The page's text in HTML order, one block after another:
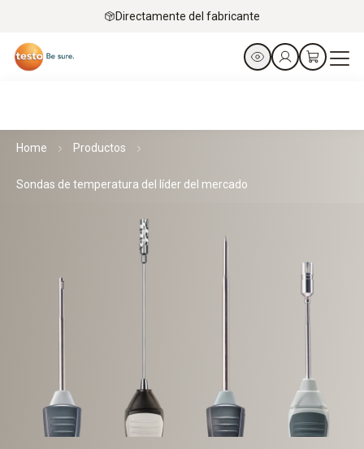
Directamente del fabricante
Home Productos
Sondas de temperatura del líder del mercado